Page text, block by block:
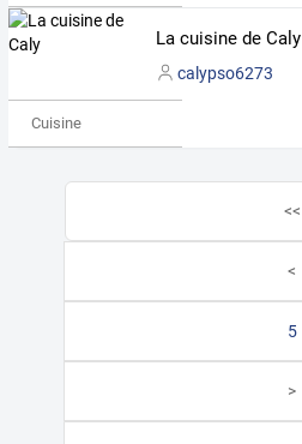
La cuisine de Caly
calypso6273
Cuisine
<<
<
5
>